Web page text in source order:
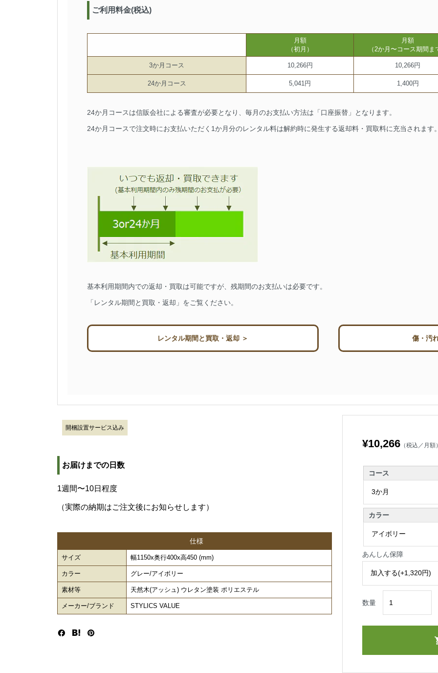
ご利用料金(税込)
月額
（初月）
月額
（2か月〜コース期間ま
3か月コース 10,266円 10,266円
24か月コース 5,041円 1,400円
24か月コースは信販会社による審査が必要となり、毎月のお支払い方法は「口座振替」となります。
24か月コースで注文時にお支払いただく1か月分のレンタル料は解約時に発生する返却料・買取料に充当されます
基本利用期間内での返却・買取は可能ですが、残期間のお支払いは必要です。
「レンタル期間と買取・返却」をご覧ください。
レンタル期間と買取・返却 ＞ 傷・汚
開梱設置サービス込み
お届けまでの日数
1週間〜10日程度
（実際の納期はご注文後にお知らせします）
仕様
サイズ 幅1150x奥行400x高450 (mm)
カラー グレー/アイボリー
素材等 天然木(アッシュ) ウレタン塗装 ポリエステル
メーカー/ブランド STYLICS VALUE
¥10,266（税込／月額
コース
カラー
あんしん保障
数量